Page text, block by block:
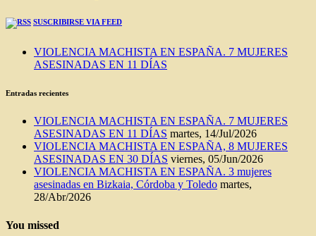
SUSCRIBIRSE VIA FEED
VIOLENCIA MACHISTA EN ESPAÑA. 7 MUJERES
ASESINADAS EN 11 DÍAS
Entradas recientes
VIOLENCIA MACHISTA EN ESPAÑA. 7 MUJERES
ASESINADAS EN 11 DÍAS martes, 14/Jul/2026
VIOLENCIA MACHISTA EN ESPAÑA, 8 MUJERES
ASESINADAS EN 30 DÍAS viernes, 05/Jun/2026
VIOLENCIA MACHISTA EN ESPAÑA. 3 mujeres
asesinadas en Bizkaia, Córdoba y Toledo martes,
28/Abr/2026
You missed